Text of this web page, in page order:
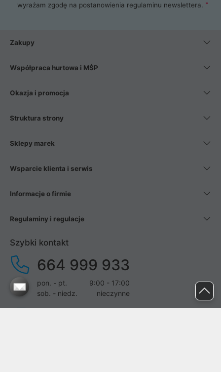
wyrażam zgodę na postanowienia regulaminu newslettera.
Zakupy
Współpraca hurtowa i MŚP
Okazja i promocja
Struktura strony
Sklepy marek
Wsparcie klienta i serwis
Informacje o firmie
Regulaminy i regulacje
Szybki kontakt
664 999 933
pon. - pt.
9:00 - 17:00
sob. - niedz.
nieczynne